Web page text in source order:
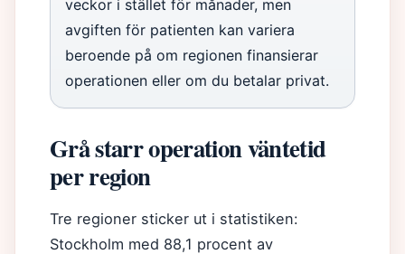
veckor i stället för månader, men
avgiften för patienten kan variera
beroende på om regionen finansierar
operationen eller om du betalar privat.
Grå starr operation väntetid
per region
Tre regioner sticker ut i statistiken:
Stockholm med 88,1 procent av